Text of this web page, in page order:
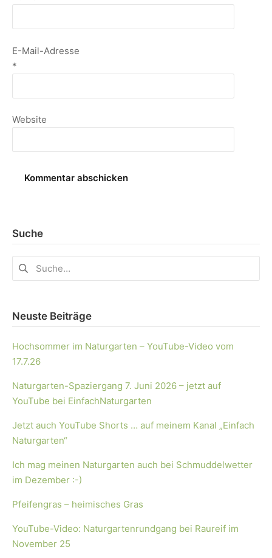
E-Mail-Adresse
*
Website
Suche
Neuste Beiträge
Hochsommer im Naturgarten – YouTube-Video vom
17.7.26
Naturgarten-Spaziergang 7. Juni 2026 – jetzt auf
YouTube bei EinfachNaturgarten
Jetzt auch YouTube Shorts … auf meinem Kanal „Einfach
Naturgarten“
Ich mag meinen Naturgarten auch bei Schmuddelwetter
im Dezember :-)
Pfeifengras – heimisches Gras
YouTube-Video: Naturgartenrundgang bei Raureif im
November 25